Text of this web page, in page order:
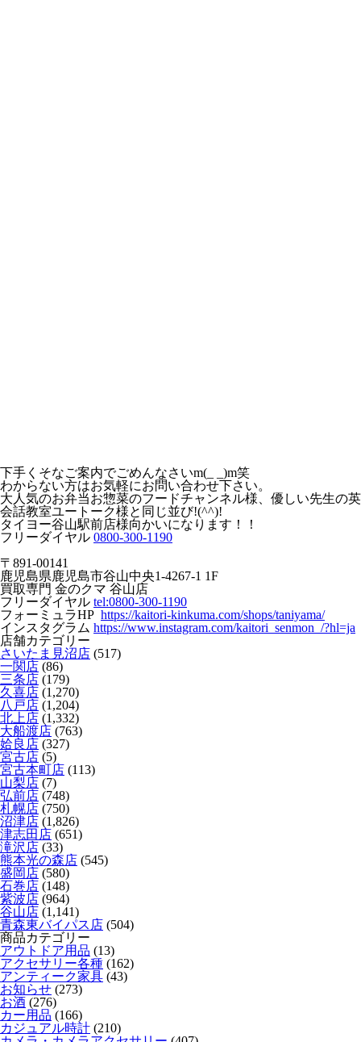
下手くそなご案内でごめんなさいm(_ _)m笑
わからない方はお気軽にお問い合わせ下さい。
大人気のお弁当お惣菜のフードチャンネル様、優しい先生の英
会話教室ユートーク様と同じ並び!(^^)!
タイヨー谷山駅前店様向かいになります！！
フリーダイヤル 0800-300-1190
〒891-00141
鹿児島県鹿児島市谷山中央1-4267-1 1F
買取専門 金のクマ 谷山店
フリーダイヤル tel:0800-300-1190
フォーミュラHP https://kaitori-kinkuma.com/shops/taniyama/
インスタグラム https://www.instagram.com/kaitori_senmon_/?hl=ja
店舗カテゴリー
さいたま見沼店 (517)
一関店 (86)
三条店 (179)
久喜店 (1,270)
八戸店 (1,204)
北上店 (1,332)
大船渡店 (763)
姶良店 (327)
宮古店 (5)
宮古本町店 (113)
山梨店 (7)
弘前店 (748)
札幌店 (750)
沼津店 (1,826)
津志田店 (651)
滝沢店 (33)
熊本光の森店 (545)
盛岡店 (580)
石巻店 (148)
紫波店 (964)
谷山店 (1,141)
青森東バイパス店 (504)
商品カテゴリー
アウトドア用品 (13)
アクセサリー各種 (162)
アンティーク家具 (43)
お知らせ (273)
お酒 (276)
カー用品 (166)
カジュアル時計 (210)